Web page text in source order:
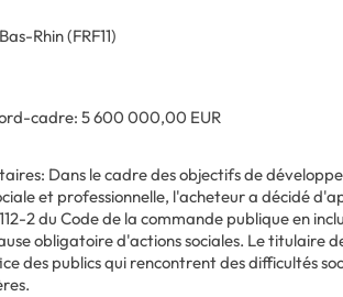
Bas-Rhin(FRF11)
cadre: 5 600 000,00 EUR
: Dans le cadre des objectifs de
et professionnelle, l'acheteur a décidé
2 du Code de la commande publique en
obligatoire d'actions sociales. Le titulaire
des publics qui rencontrent des difficultés